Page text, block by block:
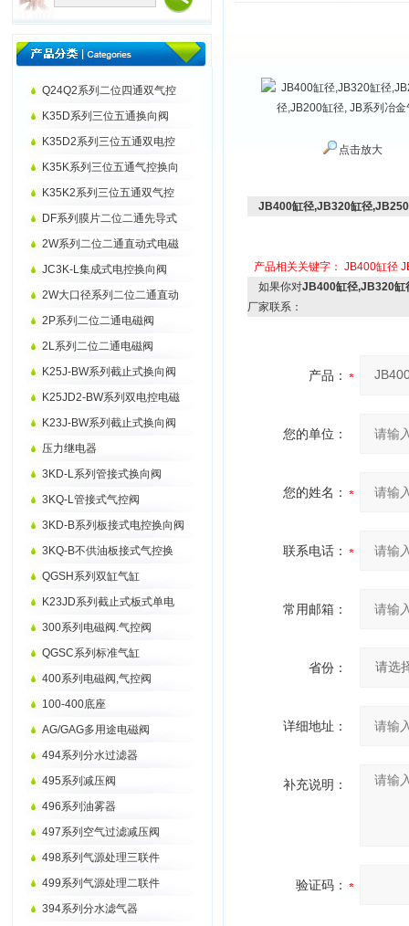
Q24Q2系列二位四通双气控
K35D系列三位五通换向阀
K35D2系列三位五通双电控
K35K系列三位五通气控换向
K35K2系列三位五通双气控
DF系列膜片二位二通先导式
2W系列二位二通直动式电磁
JC3K-L集成式电控换向阀
2W大口径系列二位二通直动
2P系列二位二通电磁阀
2L系列二位二通电磁阀
K25J-BW系列截止式换向阀
K25JD2-BW系列双电控电磁
K23J-BW系列截止式换向阀
压力继电器
3KD-L系列管接式换向阀
3KQ-L管接式气控阀
3KD-B系列板接式电控换向阀
3KQ-B不供油板接式气控换
QGSH系列双缸气缸
K23JD系列截止式板式单电
300系列电磁阀.气控阀
QGSC系列标准气缸
400系列电磁阀,气控阀
100-400底座
AG/GAG多用途电磁阀
494系列分水过滤器
495系列减压阀
496系列油雾器
497系列空气过滤减压阀
498系列气源处理三联件
499系列气源处理二联件
394系列分水滤气器
点击放大
JB400缸径,JB320缸径
产品相关关键字： JB400缸径
如果你对JB400缸径,JB320缸
厂家联系：
产品：
您的单位：
您的姓名：
联系电话：
常用邮箱：
省份：
详细地址：
补充说明：
验证码：